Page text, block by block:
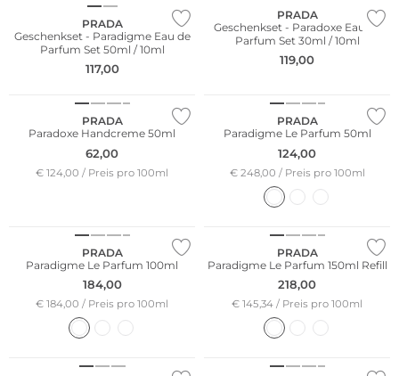
PRADA
Geschenkset - Paradigme Eau de
Parfum Set 50ml / 10ml
117,00
PRADA
Geschenkset - Paradoxe Eau de
Parfum Set 30ml / 10ml
119,00
PRADA
Paradoxe Handcreme 50ml
62,00
€ 124,00 / Preis pro 100ml
PRADA
Paradigme Le Parfum 50ml
124,00
€ 248,00 / Preis pro 100ml
PRADA
Paradigme Le Parfum 100ml
184,00
€ 184,00 / Preis pro 100ml
PRADA
Paradigme Le Parfum 150ml Refill
218,00
€ 145,34 / Preis pro 100ml